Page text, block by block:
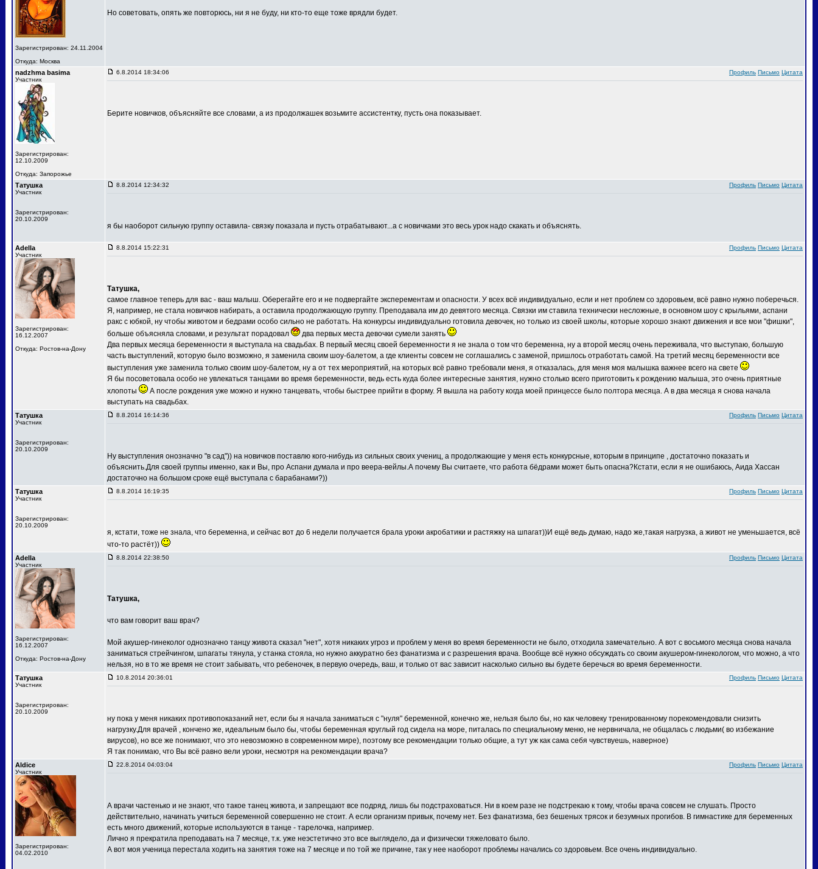
Зарегистрирован: 24.11.2004
Откуда: Москва
Но советовать, опять же повторюсь, ни я не буду, ни кто-то еще тоже врядли будет.
nadzhma basima
Участник
Зарегистрирован:
12.10.2009
Откуда: Запорожье
6.8.2014 18:34:06 Профиль Письмо Цитата
Берите новичков, объясняйте все словами, а из продолжашек возьмите ассистентку, пусть она показывает.
Татушка
Участник
Зарегистрирован:
20.10.2009
8.8.2014 12:34:32 Профиль Письмо Цитата
я бы наоборот сильную группу оставила- связку показала и пусть отрабатывают...а с новичками это весь урок надо скакать и объяснять.
Adella
Участник
Зарегистрирован:
16.12.2007
Откуда: Ростов-на-Дону
8.8.2014 15:22:31 Профиль Письмо Цитата
Татушка,
самое главное теперь для вас - ваш малыш. Оберегайте его и не подвергайте эксперементам и опасности. У всех всё индивидуально, если и нет проблем со здоровьем, всё равно нужно поберечься.
Я, например, не стала новичков набирать, а оставила продолжающую группу. Преподавала им до девятого месяца. Связки им ставила технически несложные, в основном шоу с крыльями, аспани
ракс с юбкой, ну чтобы животом и бедрами особо сильно не работать. На конкурсы индивидуально готовила девочек, но только из своей школы, которые хорошо знают движения и все мои "фишки",
больше объясняла словами, и результат порадовал
два первых места девочки сумели занять
Два первых месяца беременности я выступала на свадьбах. В первый месяц своей беременности я не знала о том что беременна, ну а второй месяц очень переживала, что выступаю, большую
часть выступлений, которую было возможно, я заменила своим шоу-балетом, а где клиенты совсем не соглашались с заменой, пришлось отработать самой. На третий месяц беременности все
выступления уже заменила только своим шоу-балетом, ну а от тех мероприятий, на которых всё равно требовали меня, я отказалась, для меня моя малышка важнее всего на свете
Я бы посоветовала особо не увлекаться танцами во время беременности, ведь есть куда более интересные занятия, нужно столько всего приготовить к рождению малыша, это очень приятные
хлопоты
А после рождения уже можно и нужно танцевать, чтобы быстрее прийти в форму. Я вышла на работу когда моей принцессе было полтора месяца. А в два месяца я снова начала
выступать на свадьбах.
Татушка
Участник
Зарегистрирован:
20.10.2009
8.8.2014 16:14:36 Профиль Письмо Цитата
Ну выступления онозначно "в сад")) на новичков поставлю кого-нибудь из сильных своих учениц, а продолжающие у меня есть конкурсные, которым в принципе , достаточно показать и
объяснить.Для своей группы именно, как и Вы, про Аспани думала и про веера-вейлы.А почему Вы считаете, что работа бёдрами может быть опасна?Кстати, если я не ошибаюсь, Аида Хассан
достаточно на большом сроке ещё выступала с барабанами?))
Татушка
Участник
Зарегистрирован:
20.10.2009
8.8.2014 16:19:35 Профиль Письмо Цитата
я, кстати, тоже не знала, что беременна, и сейчас вот до 6 недели получается брала уроки акробатики и растяжку на шпагат))И ещё ведь думаю, надо же,такая нагрузка, а живот не уменьшается, всё
что-то растёт))
Adella
Участник
Зарегистрирован:
16.12.2007
Откуда: Ростов-на-Дону
8.8.2014 22:38:50 Профиль Письмо Цитата
Татушка,
что вам говорит ваш врач?
Мой акушер-гинеколог однозначно танцу живота сказал "нет", хотя никаких угроз и проблем у меня во время беременности не было, отходила замечательно. А вот с восьмого месяца снова начала
заниматься стрейчингом, шпагаты тянула, у станка стояла, но нужно аккуратно без фанатизма и с разрешения врача. Вообще всё нужно обсуждать со своим акушером-гинекологом, что можно, а что
нельзя, но в то же время не стоит забывать, что ребеночек, в первую очередь, ваш, и только от вас зависит насколько сильно вы будете беречься во время беременности.
Татушка
Участник
Зарегистрирован:
20.10.2009
10.8.2014 20:36:01 Профиль Письмо Цитата
ну пока у меня никаких противопоказаний нет, если бы я начала заниматься с "нуля" беременной, конечно же, нельзя было бы, но как человеку тренированному порекомендовали снизить
нагрузку.Для врачей , кончено же, идеальным было бы, чтобы беременная круглый год сидела на море, питалась по специальному меню, не нервничала, не общалась с людьми( во избежание
вирусов), но все же понимают, что это невозможно в современном мире), поэтому все рекомендации только общие, а тут уж как сама себя чувствуешь, наверное)
Я так понимаю, что Вы всё равно вели уроки, несмотря на рекомендации врача?
Aldice
Участник
Зарегистрирован:
04.02.2010
22.8.2014 04:03:04 Профиль Письмо Цитата
А врачи частенько и не знают, что такое танец живота, и запрещают все подряд, лишь бы подстраховаться. Ни в коем разе не подстрекаю к тому, чтобы врача совсем не слушать. Просто
действительно, начинать учиться беременной совершенно не стоит. А если организм привык, почему нет. Без фанатизма, без бешеных трясок и безумных прогибов. В гимнастике для беременных
есть много движений, которые используются в танце - тарелочка, например.
Лично я прекратила преподавать на 7 месяце, т.к. уже неэстетично это все выглядело, да и физически тяжеловато было.
А вот моя ученица перестала ходить на занятия тоже на 7 месяце и по той же причине, так у нее наоборот проблемы начались со здоровьем. Все очень индивидуально.